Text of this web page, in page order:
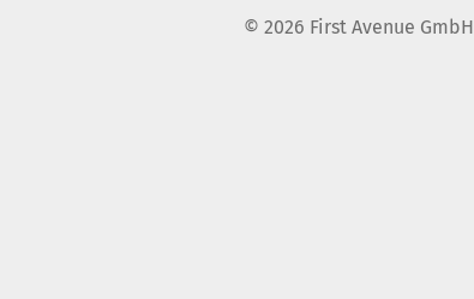
© 2026 First Avenue GmbH